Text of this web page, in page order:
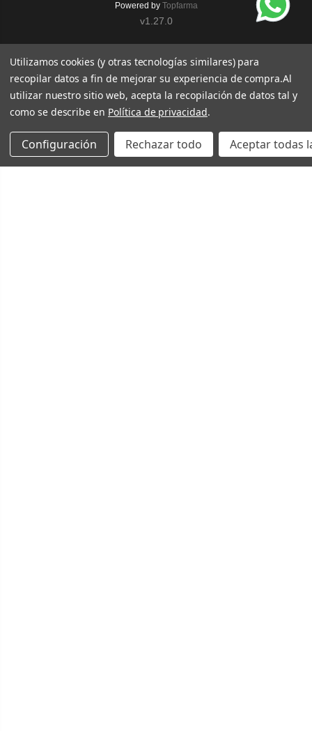
Powered by Topfarma
v1.27.0
Utilizamos cookies (y otras tecnologías similares) para
recopilar datos a fin de mejorar su experiencia de compra.Al
utilizar nuestro sitio web, acepta la recopilación de datos tal y
como se describe en Política de privacidad.
Configuración Rechazar todo Aceptar todas